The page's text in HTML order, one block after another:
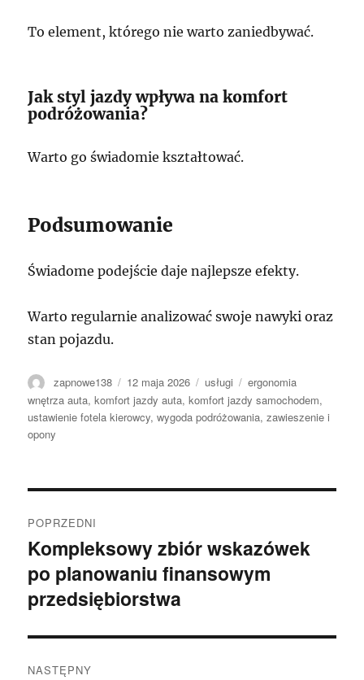
To element, którego nie warto zaniedbywać.
Jak styl jazdy wpływa na komfort
podróżowania?
Warto go świadomie kształtować.
Podsumowanie
Świadome podejście daje najlepsze efekty.
Warto regularnie analizować swoje nawyki oraz
stan pojazdu.
Autor
zapnowe138
Data
publikacji
12 maja 2026 Kategorie
usługi Tagi
ergonomia
wnętrza auta,komfort jazdy auta,komfort jazdy samochodem,
ustawienie fotela kierowcy,wygoda podróżowania,zawieszenie i
opony
wpisu
POPRZEDNI
Poprzedni
wpis:
Kompleksowy zbiór wskazówek
po planowaniu finansowym
przedsiębiorstwa
NASTĘPNY